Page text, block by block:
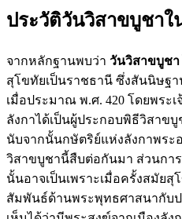
ประวัติวันวิสาขบูชาใ
จากหลักฐานพบว่า วันวิสาขบูชา
สุโขทัยเป็นราชธานี ซึ่งสันนิษฐ
เมื่อประมาณ พ.ศ. 420 โดยพระ
ลังกาได้เป็นผู้ประกอบพิธีวิสาข
นับจากนั้นกษัตริย์แห่งลังกาพร
วิสาขบูชานี้สืบต่อกันมา ส่วนการ
นั้นอาจเป็นเพราะเมื่อครั้งสมัยสุ
สัมพันธ์ด้านพระพุทธศาสนากับป